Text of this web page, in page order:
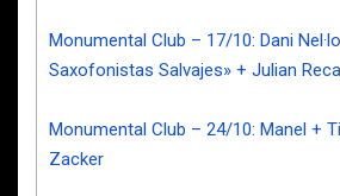
Monumental Club – 17/10: Dani
Saxofonistas Salvajes» + Julian
Monumental Club – 24/10: Manel +
Zacker